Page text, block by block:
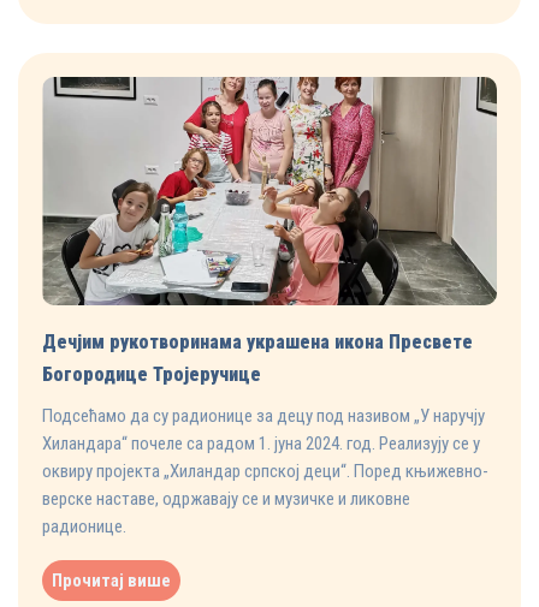
Дечјим рукотворинама украшена икона Пресвете
Богородице Тројеручице
Подсећамо да су радионице за децу под називом „У наручју
Хиландара“ почеле са радом 1. јуна 2024. год. Реализују се у
оквиру пројекта „Хиландар српској деци“. Поред књижевно-
верске наставе, одржавају се и музичке и ликовне
радионице.
Прочитај више